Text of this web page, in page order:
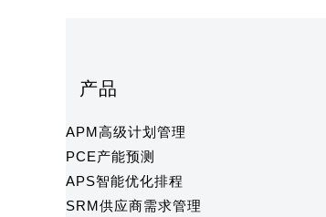
产品
APM高级计划管理
PCE产能预测
APS智能优化排程
SRM供应商需求管理